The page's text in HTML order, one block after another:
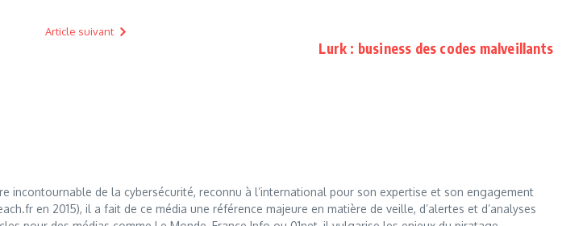
Article suivant
Lurk : business des codes malveillants
incontournable de la cybersécurité, reconnu à l’international pour son expertise et son engagement
en 2015), il a fait de ce média une référence majeure en matière de veille, d’alertes et d’analyses